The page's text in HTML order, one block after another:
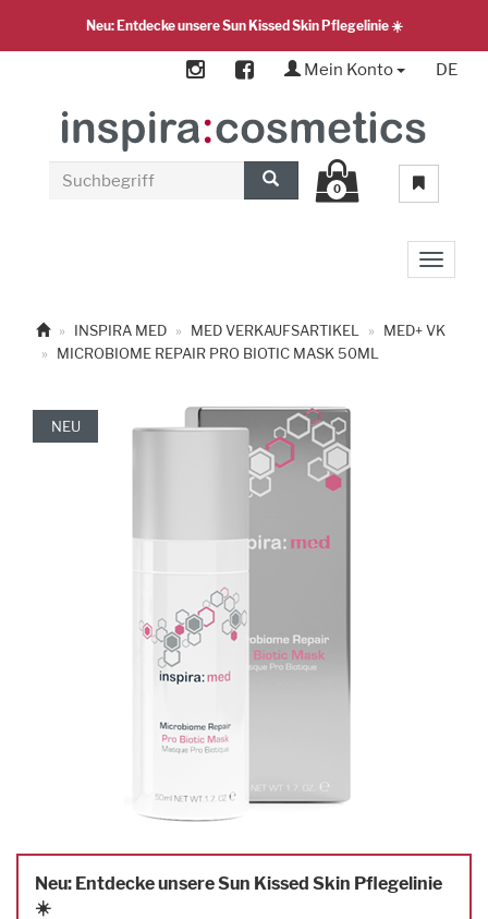
Neu: Entdecke unsere Sun Kissed Skin Pflegelinie ☀️
Mein Konto DE
0
Toggle
INSPIRA MED MED VERKAUFSARTIKEL
MED+ VK
MICROBIOME REPAIR PRO BIOTIC MASK 50ML
NEU
Neu: Entdecke unsere Sun Kissed Skin Pflegelinie
☀️